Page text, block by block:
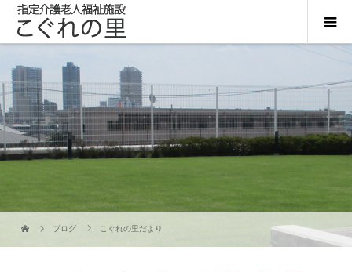
ブログ こぐれの里だより